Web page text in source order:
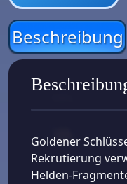
Beschreibung
Goldener
Rekrutierung
Helden-